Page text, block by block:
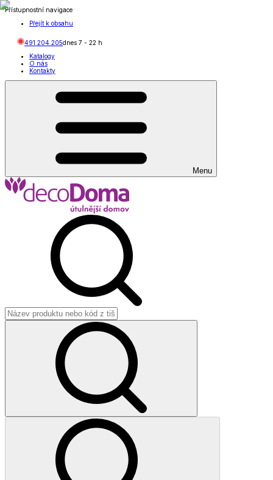
Přístupnostní navigace
Přejít k obsahu
491 204 205dnes 7 - 22 h
Katalogy
O nás
Kontakty
Menu